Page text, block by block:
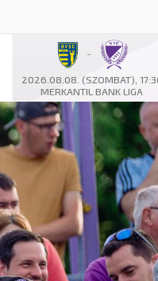
-
2026.08.08. (SZOMBAT),
MERKANTIL BANK LIGA